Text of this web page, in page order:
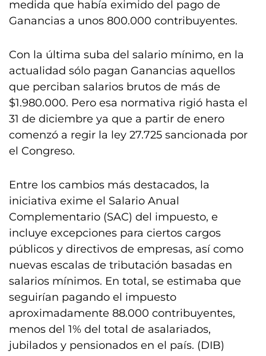
medida que había eximido del pago de
Ganancias a unos 800.000 contribuyentes.
Con la última suba del salario mínimo, en la
actualidad sólo pagan Ganancias aquellos
que perciban salarios brutos de más de
$1.980.000. Pero esa normativa rigió hasta el
31 de diciembre ya que a partir de enero
comenzó a regir la ley 27.725 sancionada por
el Congreso.
Entre los cambios más destacados, la
iniciativa exime el Salario Anual
Complementario (SAC) del impuesto, e
incluye excepciones para ciertos cargos
públicos y directivos de empresas, así como
nuevas escalas de tributación basadas en
salarios mínimos. En total, se estimaba que
seguirían pagando el impuesto
aproximadamente 88.000 contribuyentes,
menos del 1% del total de asalariados,
jubilados y pensionados en el país. (DIB)